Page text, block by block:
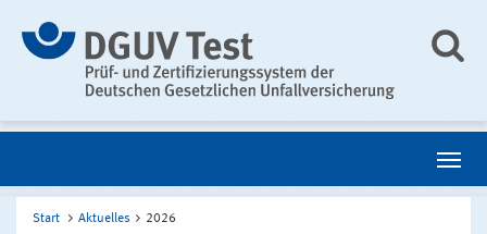
Start Aktuelles 2026